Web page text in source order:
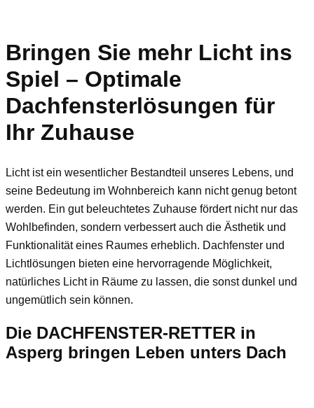
Bringen Sie mehr Licht ins
Spiel – Optimale
Dachfensterlösungen für
Ihr Zuhause
Licht ist ein wesentlicher Bestandteil unseres Lebens, und
seine Bedeutung im Wohnbereich kann nicht genug betont
werden. Ein gut beleuchtetes Zuhause fördert nicht nur das
Wohlbefinden, sondern verbessert auch die Ästhetik und
Funktionalität eines Raumes erheblich. Dachfenster und
Lichtlösungen bieten eine hervorragende Möglichkeit,
natürliches Licht in Räume zu lassen, die sonst dunkel und
ungemütlich sein können.
Die DACHFENSTER-RETTER in
Asperg bringen Leben unters Dach